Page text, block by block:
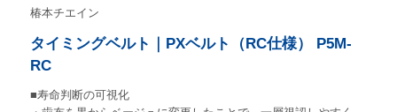
椿本チエイン
タイミングベルト｜PXベルト（RC仕様） P5M-
RC
■寿命判断の可視化